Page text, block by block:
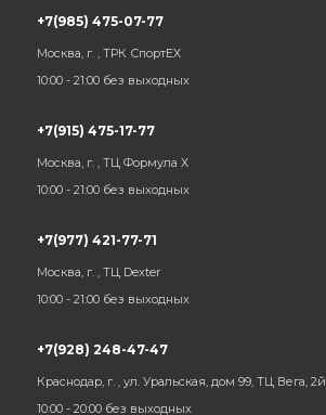
+7(985) 475-07-77
Москва, г. , ТРК СпортЕХ
10:00 - 21:00 без выходных
+7(915) 475-17-77
Москва, г. , ТЦ Формула Х
10:00 - 21:00 без выходных
+7(977) 421-77-71
Москва, г. , ТЦ Dexter
10:00 - 21:00 без выходных
+7(928) 248-47-47
Краснодар, г. , ул. Уральская, дом 99, ТЦ Вега,
10:00 - 20:00 без выходных